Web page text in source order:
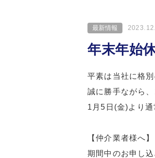
最新情報
年末年始
平素は当社に格
誠に勝手ながら
1月5日(金)より通
【仲介業者様へ】
期間中のお申し